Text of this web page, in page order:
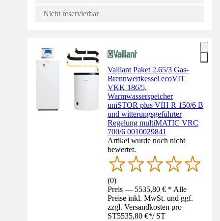
Nicht reservierbar
Vaillant Paket 2.65/3 Gas-
Brennwertkessel ecoVIT
VKK 186/5,
Warmwasserspeicher
uniSTOR plus VIH R 150/6 B
und witterungsgeführter
Regelung multiMATIC VRC
700/6 0010029841
Artikel wurde noch nicht
bewertet.
(0)
Preis — 5535,80 € * Alle
Preise inkl. MwSt. und ggf.
zzgl. Versandkosten pro
ST5535,80 €*/ ST